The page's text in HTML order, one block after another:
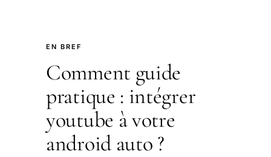
EN BREF
Comment guide
pratique : intégrer
youtube à votre
android auto ?